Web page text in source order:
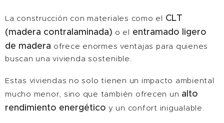
La construcción con materiales como el CLT
(madera contralaminada) o el entramado ligero
de madera ofrece enormes ventajas para quienes
buscan una vivienda sostenible.
Estas viviendas no solo tienen un impacto ambiental
mucho menor, sino que también ofrecen un alto
rendimiento energético y un confort inigualable.